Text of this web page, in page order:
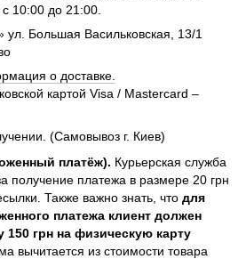
10:00 до 21:00.
ул. Большая Васильковская, 13/1
о доставке.
картой Visa / Mastercard –
(Самовывоз г. Киев)
платёж). Курьерская служба
получение платежа в размере 20 грн
Также важно знать, что для
платежа клиент должен
150 грн на физическую карту
вычитается из стоимости товара